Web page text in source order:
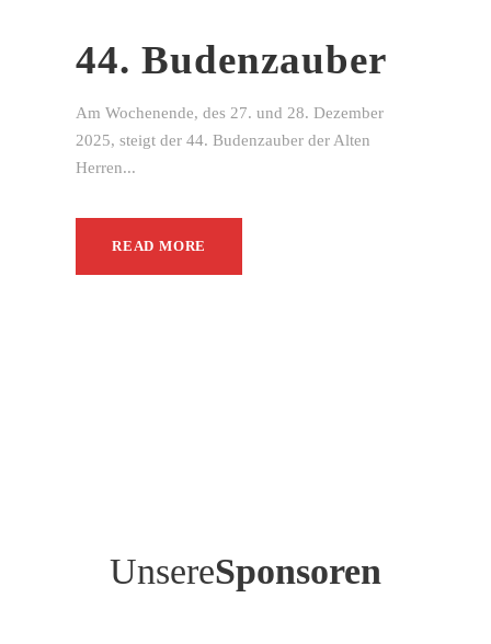
44. Budenzauber
Am Wochenende, des 27. und 28. Dezember
2025, steigt der 44. Budenzauber der Alten
Herren...
READ MORE
UnsereSponsoren